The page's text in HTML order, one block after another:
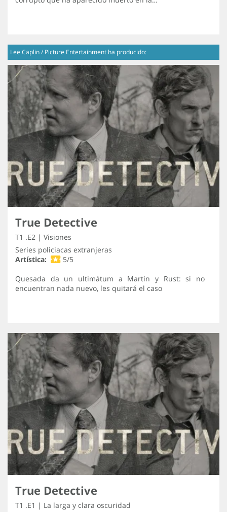
Lee Caplin / Picture Entertainment ha producido:
True Detective
T1 .E2 | Visiones
Series policiacas extranjeras
Artística:
5/5
Quesada da un ultimátum a Martin y Rust: si no
encuentran nada nuevo, les quitará el caso
True Detective
T1 .E1 | La larga y clara oscuridad